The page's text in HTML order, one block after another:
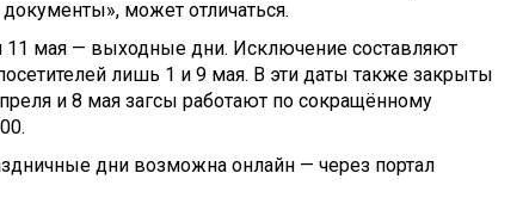
может отличаться.
11 мая — выходные дни. Исключение составляют
лишь 1 и 9 мая. В эти даты также закрыты
и 8 мая загсы работают по сокращённому
дни возможна онлайн — через портал